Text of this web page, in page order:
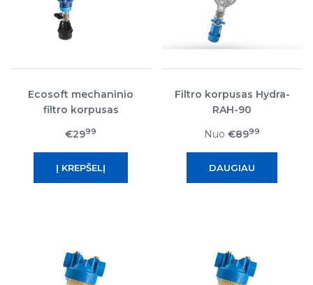
Ecosoft mechaninio
filtro korpusas
€2999
Filtro korpusas Hydra-
RAH-90
Nuo€8999
DAUGIAU